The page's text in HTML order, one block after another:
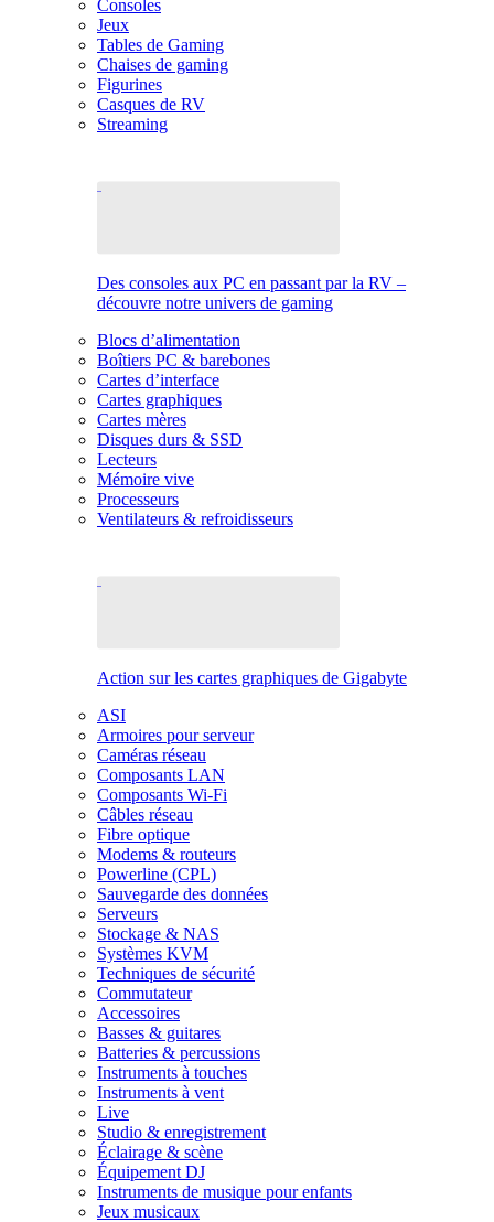
Consoles
Jeux
Tables de Gaming
Chaises de gaming
Figurines
Casques de RV
Streaming
Des consoles aux PC en passant par la RV –
découvre notre univers de gaming
Blocs d’alimentation
Boîtiers PC & barebones
Cartes d’interface
Cartes graphiques
Cartes mères
Disques durs & SSD
Lecteurs
Mémoire vive
Processeurs
Ventilateurs & refroidisseurs
Action sur les cartes graphiques de Gigabyte
ASI
Armoires pour serveur
Caméras réseau
Composants LAN
Composants Wi-Fi
Câbles réseau
Fibre optique
Modems & routeurs
Powerline (CPL)
Sauvegarde des données
Serveurs
Stockage & NAS
Systèmes KVM
Techniques de sécurité
Commutateur
Accessoires
Basses & guitares
Batteries & percussions
Instruments à touches
Instruments à vent
Live
Studio & enregistrement
Éclairage & scène
Équipement DJ
Instruments de musique pour enfants
Jeux musicaux